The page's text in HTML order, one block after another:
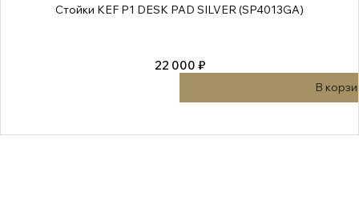
Стойки KEF P1 DESK PAD SILVER (SP4013GA)
22 000 ₽
В